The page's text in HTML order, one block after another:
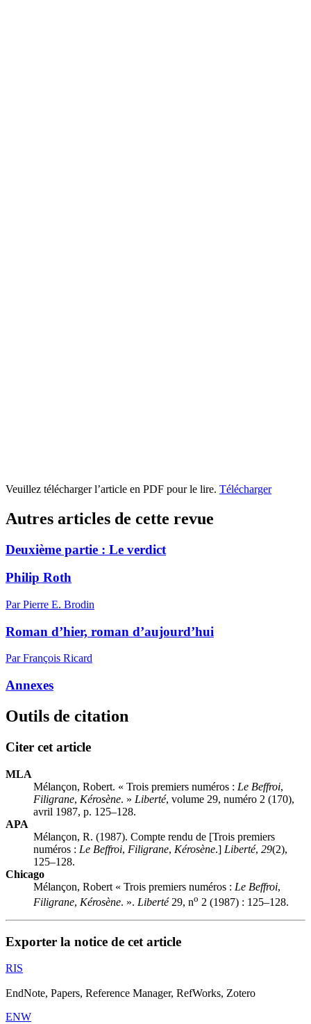
Veuillez télécharger l’article en PDF pour le lire. Télécharger
Autres articles de cette revue
Deuxième partie : Le verdict
Philip Roth
Par Pierre E. Brodin
Roman d’hier, roman d’aujourd’hui
Par François Ricard
Annexes
Outils de citation
Citer cet article
MLA
Mélançon, Robert. « Trois premiers numéros : Le Beffroi,
Filigrane, Kérosène. » Liberté, volume 29, numéro 2 (170),
avril 1987, p. 125–128.
APA
Mélançon, R. (1987). Compte rendu de [Trois premiers
numéros : Le Beffroi, Filigrane, Kérosène.] Liberté, 29(2),
125–128.
Chicago
Mélançon, Robert « Trois premiers numéros : Le Beffroi,
Filigrane, Kérosène. ». Liberté29, no 2 (1987) : 125–128.
Exporter la notice de cet article
RIS
EndNote, Papers, Reference Manager, RefWorks, Zotero
ENW